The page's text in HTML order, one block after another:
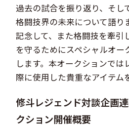
過去の試合を振り返り、そし
格闘技界の未来について語り
記念して、また格闘技を牽引
を守るためにスペシャルオー
します。本オークションでは
際に使用した貴重なアイテム
修斗レジェンド対談企画
クション開催概要